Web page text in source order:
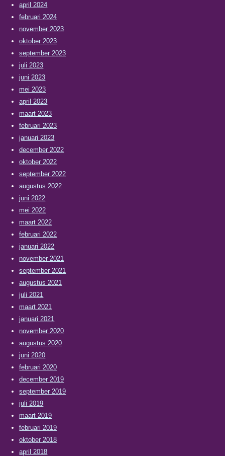
april 2024
februari 2024
november 2023
oktober 2023
september 2023
juli 2023
juni 2023
mei 2023
april 2023
maart 2023
februari 2023
januari 2023
december 2022
oktober 2022
september 2022
augustus 2022
juni 2022
mei 2022
maart 2022
februari 2022
januari 2022
november 2021
september 2021
augustus 2021
juli 2021
maart 2021
januari 2021
november 2020
augustus 2020
juni 2020
februari 2020
december 2019
september 2019
juli 2019
maart 2019
februari 2019
oktober 2018
april 2018